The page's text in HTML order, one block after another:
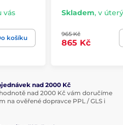
vás
košíku
Skladem, v úterý
965 Kč
865 Kč
nad 2000 Kč
nad 2000 Kč vám doručíme
na ověřené dopravce PPL / GLS i